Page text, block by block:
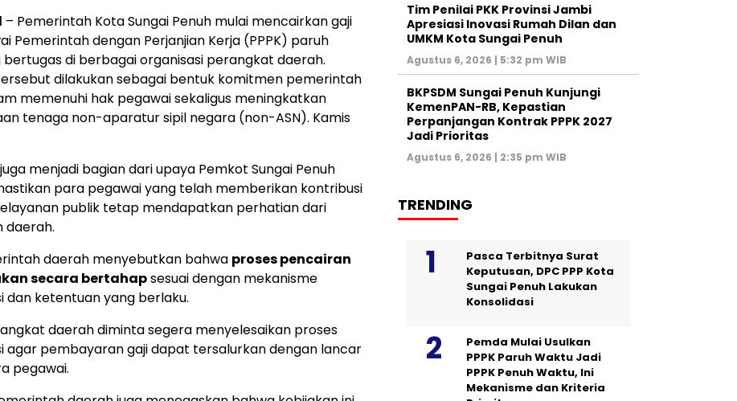
– Pemerintah Kota Sungai Penuh mulai mencairkan gaji
Pemerintah dengan Perjanjian Kerja (PPPK) paruh
di berbagai organisasi perangkat daerah.
dilakukan sebagai bentuk komitmen pemerintah
memenuhi hak pegawai sekaligus meningkatkan
tenaga non-aparatur sipil negara (non-ASN). Kamis
menjadi bagian dari upaya Pemkot Sungai Penuh
para pegawai yang telah memberikan kontribusi
publik tetap mendapatkan perhatian dari
daerah.
daerah menyebutkan bahwa proses pencairan
secara bertahapsesuai dengan mekanisme
dan ketentuan yang berlaku.
daerah diminta segera menyelesaikan proses
agar pembayaran gaji dapat tersalurkan dengan lancar
pegawai.
Tim Penilai PKK Provinsi Jambi
Apresiasi Inovasi Rumah Dilan dan
UMKM Kota Sungai Penuh
Agustus 6, 2026 | 5:32 pm WIB
BKPSDM Sungai Penuh Kunjungi
KemenPAN-RB, Kepastian
Perpanjangan Kontrak PPPK 2027
Jadi Prioritas
Agustus 6, 2026 | 2:35 pm WIB
TRENDING
Pasca Terbitnya Surat
Keputusan, DPC PPP Kota
Sungai Penuh Lakukan
Konsolidasi
Pemda Mulai Usulkan
PPPK Paruh Waktu Jadi
PPPK Penuh Waktu, Ini
Mekanisme dan Kriteria